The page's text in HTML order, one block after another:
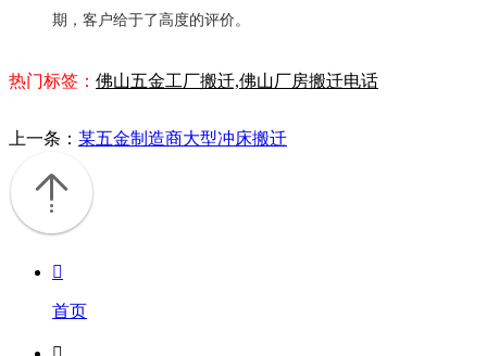
期，客户给于了高度的评价。
热门标签： 佛山五金工厂搬迁,佛山厂房搬迁电话
上一条： 某五金制造商大型冲床搬迁

首页